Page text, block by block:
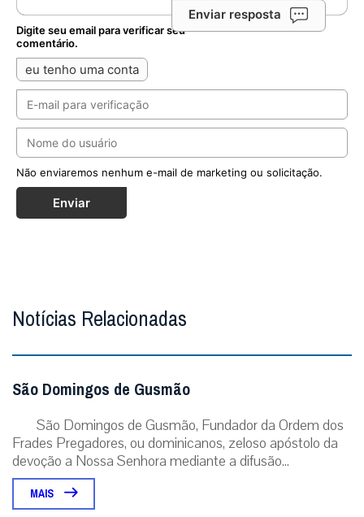
Enviar resposta
Digite seu email para verificar seu
comentário.
eu tenho uma conta
Não enviaremos nenhum e-mail de marketing ou solicitação.
Enviar
Notícias Relacionadas
São Domingos de Gusmão
São Domingos de Gusmão, Fundador da Ordem dos
Frades Pregadores, ou dominicanos, zeloso apóstolo da
devoção a Nossa Senhora mediante a difusão...
MAIS